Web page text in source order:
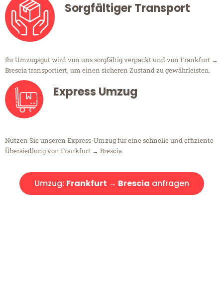
Sorgfältiger Transport
Ihr Umzugsgut wird von uns sorgfältig verpackt und von Frankfurt →
Brescia transportiert, um einen sicheren Zustand zu gewährleisten.
Express Umzug
Nutzen Sie unseren Express-Umzug für eine schnelle und effiziente
Übersiedlung von Frankfurt → Brescia.
Umzug: Frankfurt → Brescia anfragen